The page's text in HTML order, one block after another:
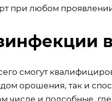
при любом
смогут
орошения, так и
числе и подсобные,